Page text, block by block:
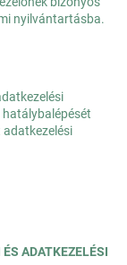
nyilvántartásba.
ADATKEZELÉSI